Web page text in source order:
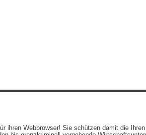
Beiträge (RSS)und
ihren Webbrowser! Sie schützen damit die